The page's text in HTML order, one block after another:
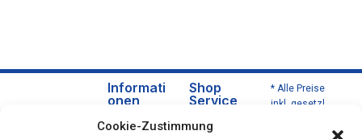
Cookie-Zustimmung
Informati
onen
uns
Shop
Service
* Alle Preise
inkl. gesetzl.